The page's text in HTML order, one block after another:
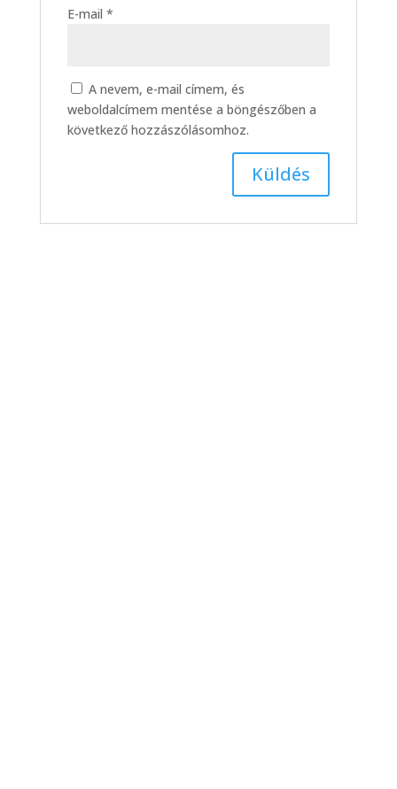
E-mail *
A nevem, e-mail címem, és
weboldalcímem mentése a böngészőben a
következő hozzászólásomhoz.